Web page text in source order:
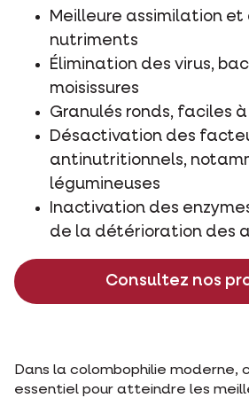
Meilleure assimilation
nutriments
Élimination des virus,
moisissures
Granulés ronds, faciles
Désactivation des
antinutritionnels,
légumineuses
Inactivation des
de la détérioration des
Consultez nos
Dans la colombophilie
essentiel pour atteindre les